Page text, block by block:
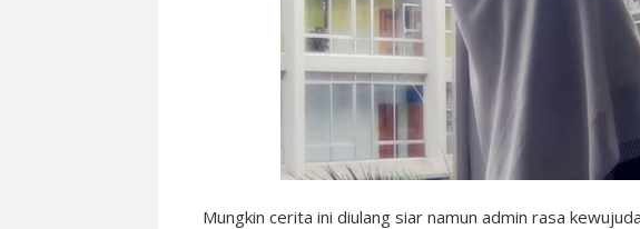
Mungkin cerita ini diulang siar namun admin rasa